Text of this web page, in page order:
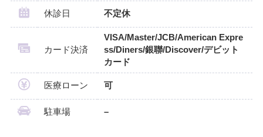
休診日 不定休
カード決済
VISA/Master/JCB/American Expre
ss/Diners/銀聯/Discover/デビット
カード
医療ローン 可
駐車場 –